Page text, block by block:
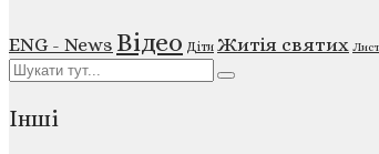
ENG - News Відео Діти Житія святих
Інші